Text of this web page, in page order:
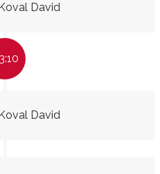
David
David